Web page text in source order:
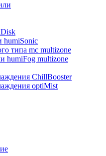
humiSonic
типа mc multizone
humiFog multizone
ChillBooster
optiMist